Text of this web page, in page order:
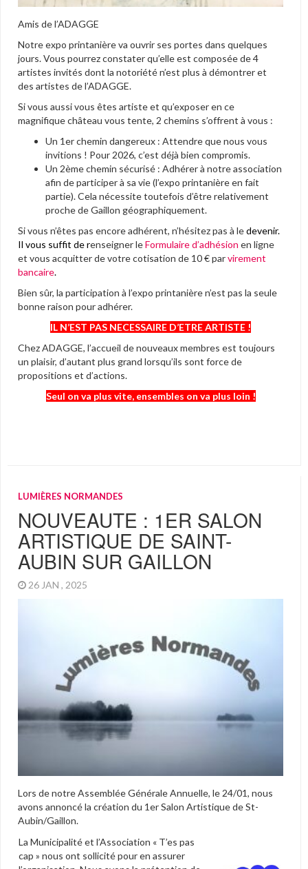
Amis de l’ADAGGE
Notre expo printanière va ouvrir ses portes dans quelques
jours. Vous pourrez constater qu’elle est composée de 4
artistes invités dont la notoriété n’est plus à démontrer et
des artistes de l’ADAGGE.
Si vous aussi vous êtes artiste et qu’exposer en ce
magnifique château vous tente, 2 chemins s’offrent à vous :
Un 1er chemin dangereux : Attendre que nous vous
invitions ! Pour 2026, c’est déjà bien compromis.
Un 2ème chemin sécurisé : Adhérer à notre association
afin de participer à sa vie (l’expo printanière en fait
partie). Cela nécessite toutefois d’être relativement
proche de Gaillon géographiquement.
Si vous n’êtes pas encore adhérent, n’hésitez pas à ledevenir.
Il vous suffit de renseigner leFormulaire d’adhésion en ligne
et vous acquitter de votre cotisation de 10 € parvirement
bancaire.
Bien sûr, la participation à l’expo printanière n’est pas la seule
bonne raison pour adhérer.
IL N’EST PAS NECESSAIRE D’ETRE ARTISTE !
Chez ADAGGE, l’accueil de nouveaux membres est toujours
un plaisir, d’autant plus grand lorsqu’ils sont force de
propositions et d’actions.
Seul on va plus vite, ensembles on va plus loin !
LUMIÈRES NORMANDES
NOUVEAUTE : 1ER SALON
ARTISTIQUE DE SAINT-
AUBIN SUR GAILLON
26 JAN , 2025
Lors de notre Assemblée Générale Annuelle, le 24/01, nous
avons annoncé la création du 1er Salon Artistique de St-
Aubin/Gaillon.
La Municipalité et l’Association « T’es pas
cap » nous ont sollicité pour en assurer